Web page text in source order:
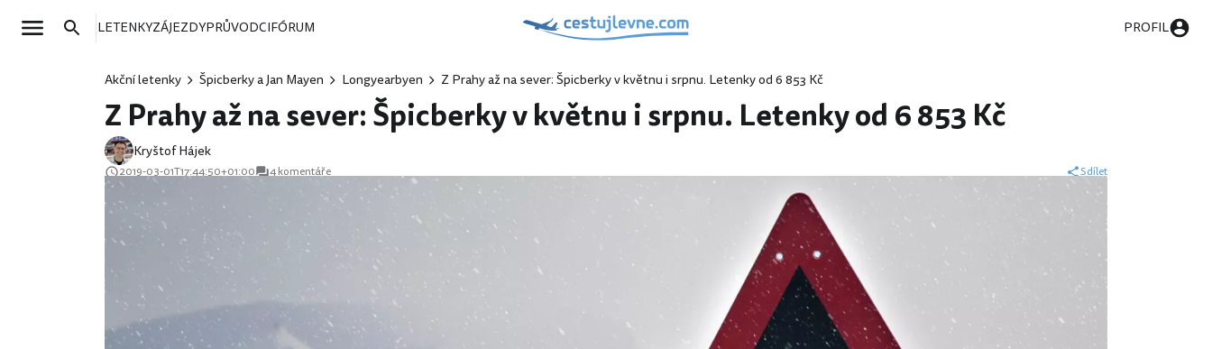
LETENKYZÁJEZDYPRŮVODCIFÓRUM PROFIL
Akční letenky Špicberky a Jan Mayen Longyearbyen Z Prahy až na sever: Špicberky v květnu i srpnu. Letenky od 6 853 Kč
Z Prahy až na sever: Špicberky v květnu i srpnu. Letenky od 6 853 Kč
Kryštof Hájek
2019-03-01T17:44:50+01:00 4 komentáře Sdílet